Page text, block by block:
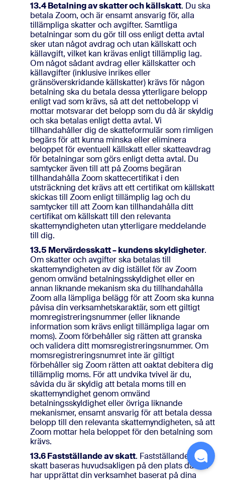
13.4 Betalning av skatter och källskatt. Du ska
betala Zoom, och är ensamt ansvarig för, alla
tillämpliga skatter och avgifter. Samtliga
betalningar som du gör till oss enligt detta avtal
sker utan något avdrag och utan källskatt och
källavgift, vilket kan krävas enligt tillämplig lag.
Om något sådant avdrag eller källskatter och
källavgifter (inklusive inrikes eller
gränsöverskridande källskatter) krävs för någon
betalning ska du betala dessa ytterligare belopp
enligt vad som krävs, så att det nettobelopp vi
mottar motsvarar det belopp som du då är skyldig
och ska betalas enligt detta avtal. Vi
tillhandahåller dig de skatteformulär som rimligen
begärs för att kunna minska eller eliminera
beloppet för eventuell källskatt eller skatteavdrag
för betalningar som görs enligt detta avtal. Du
samtycker även till att på Zooms begäran
tillhandahålla Zoom skattecertifikat i den
utsträckning det krävs att ett certifikat om källskatt
skickas till Zoom enligt tillämplig lag och du
samtycker till att Zoom kan tillhandahålla ditt
certifikat om källskatt till den relevanta
skattemyndigheten utan ytterligare meddelande
till dig.
13.5 Mervärdesskatt – kundens skyldigheter.
Om skatter och avgifter ska betalas till
skattemyndigheten av dig istället för av Zoom
genom omvänd betalningsskyldighet eller en
annan liknande mekanism ska du tillhandahålla
Zoom alla lämpliga belägg för att Zoom ska kunna
påvisa din verksamhetskaraktär, som ett giltigt
momregistreringsnummer (eller liknande
information som krävs enligt tillämpliga lagar om
moms). Zoom förbehåller sig rätten att granska
och validera ditt momsregistreringsnummer. Om
momsregistreringsnumret inte är giltigt
förbehåller sig Zoom rätten att oaktat debitera dig
tillämplig moms. För att undvika tvivel är du,
såvida du är skyldig att betala moms till en
skattemyndighet genom omvänd
betalningsskyldighet eller övriga liknande
mekanismer, ensamt ansvarig för att betala dessa
belopp till den relevanta skattemyndigheten, så att
Zoom mottar hela beloppet för den betalning som
krävs.
13.6 Fastställande av skatt. Fastställandet av
skatt baseras huvudsakligen på den plats där du
har upprättat din verksamhet baserat på dina